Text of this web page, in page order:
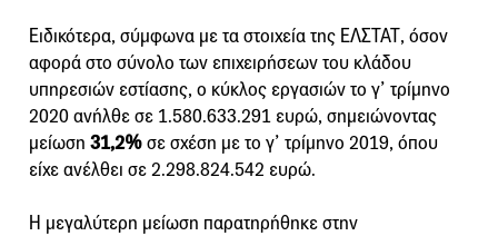
Ειδικότερα, σύμφωνα με τα στοιχεία της ΕΛΣΤΑΤ, όσον
αφορά στο σύνολο των επιχειρήσεων του κλάδου
υπηρεσιών εστίασης, ο κύκλος εργασιών το γ’ τρίμηνο
2020 ανήλθε σε 1.580.633.291 ευρώ, σημειώνοντας
μείωση 31,2%σε σχέση με το γ’ τρίμηνο 2019, όπου
είχε ανέλθει σε 2.298.824.542 ευρώ.
Η μεγαλύτερη μείωση παρατηρήθηκε στην